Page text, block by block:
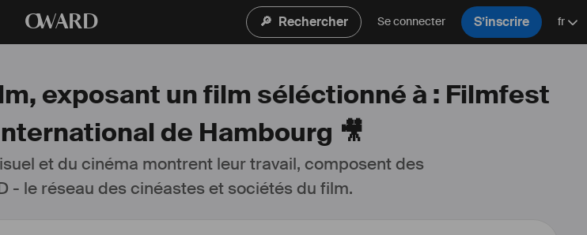
OWARD 🔎 Rechercher Se connecter S’inscrire fr
exposant un film séléctionné à : Filmfest
de Hambourg 🎥
et du cinéma montrent leur travail, composent des
- le réseau des cinéastes et sociétés du film.